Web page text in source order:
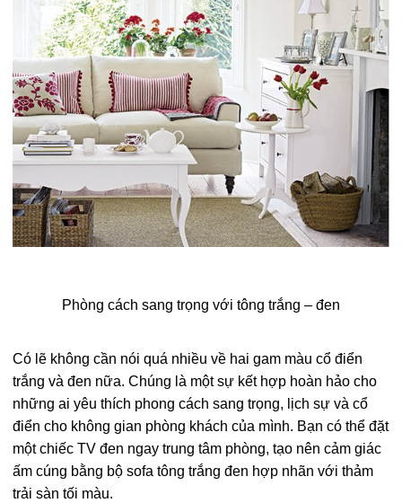
Phòng cách sang trọng với tông trắng – đen
Có lẽ không cần nói quá nhiều về hai gam màu cổ điển
trắng và đen nữa. Chúng là một sự kết hợp hoàn hảo cho
những ai yêu thích phong cách sang trọng, lịch sự và cổ
điển cho không gian phòng khách của mình. Bạn có thể đặt
một chiếc TV đen ngay trung tâm phòng, tạo nên cảm giác
ấm cúng bằng bộ sofa tông trắng đen hợp nhãn với thảm
trải sàn tối màu.